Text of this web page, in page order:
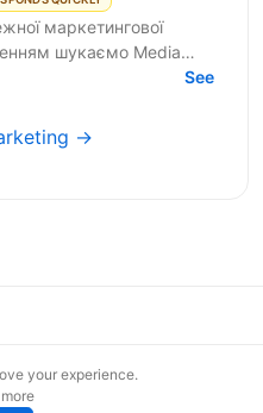
маркетингової
шукаємо Media
можливістю
See
→
your experience.